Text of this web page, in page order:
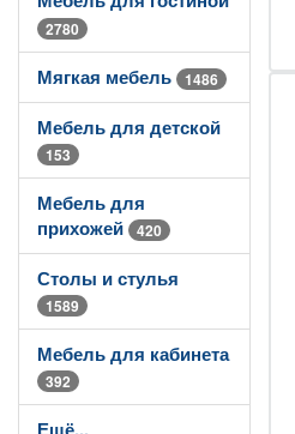
2780
Мягкая мебель 1486
Мебель для детской
153
Мебель для
прихожей
420
Столы и стулья
1589
Мебель для кабинета
392